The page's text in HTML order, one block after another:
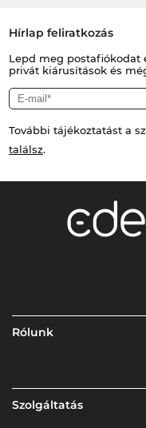
Hírlap feliratkozás
Lepd meg postafiókodat
privát kiárusítások és
További tájékoztatást a
találsz.
Rólunk
Szolgáltatás